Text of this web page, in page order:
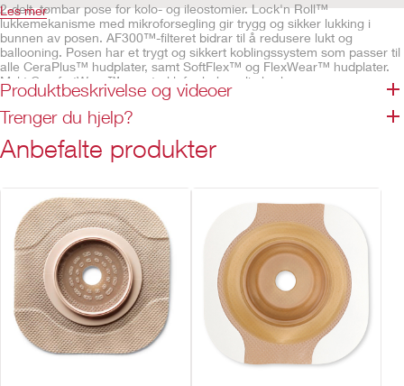
2-delt, tømbar pose for kolo- og ileostomier. Lock'n Roll™
lukkemekanisme med mikroforsegling gir trygg og sikker lukking i
bunnen av posen. AF300™-filteret bidrar til å redusere lukt og
ballooning. Posen har et trygt og sikkert koblingssystem som passer til
alle CeraPlus™ hudplater, samt SoftFlex™ og FlexWear™ hudplater.
Mykt ComfortWear™ posetrekk for behagelig bruk.
Beskrivelse og spesifikasjoner
Lock ‘n Roll™ lukkemekanisme
Integrert AF300™ filter
ComfortWear™ posetrekk
Integrerte belteører
Inneholder ikke naturgummilateks
Les mer
Produktbeskrivelse og videoer
Trenger du hjelp?
Anbefalte produkter